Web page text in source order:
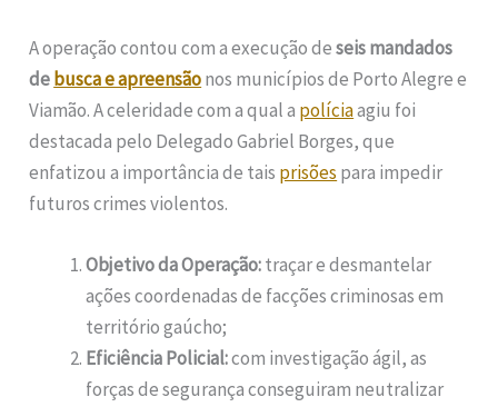
A operação contou com a execução deseis mandados
debusca e apreensãonos municípios de Porto Alegre e
Viamão. A celeridade com a qual a políciaagiu foi
destacada pelo Delegado Gabriel Borges, que
enfatizou a importância de tais prisões para impedir
futuros crimes violentos.
Objetivo da Operação:traçar e desmantelar
ações coordenadas de facções criminosas em
território gaúcho;
Eficiência Policial:com investigação ágil, as
forças de segurança conseguiram neutralizar